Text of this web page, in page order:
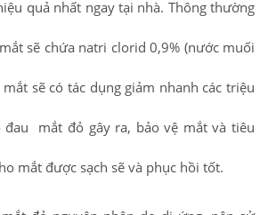
quả nhất ngay tại nhà. Thông thường
sẽ chứa natri clorid 0,9% (nước muối
sẽ có tác dụng giảm nhanh các triệu
đau mắt đỏ gây ra, bảo vệ mắt và tiêu
mắt được sạch sẽ và phục hồi tốt.